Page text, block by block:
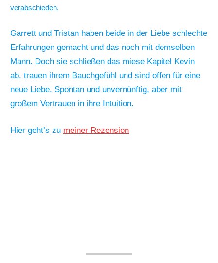
verabschieden.
Garrett und Tristan haben beide in der Liebe schlechte
Erfahrungen gemacht und das noch mit demselben
Mann. Doch sie schließen das miese Kapitel Kevin
ab, trauen ihrem Bauchgefühl und sind offen für eine
neue Liebe. Spontan und unvernünftig, aber mit
großem Vertrauen in ihre Intuition.
Hier geht’s zu meiner Rezension